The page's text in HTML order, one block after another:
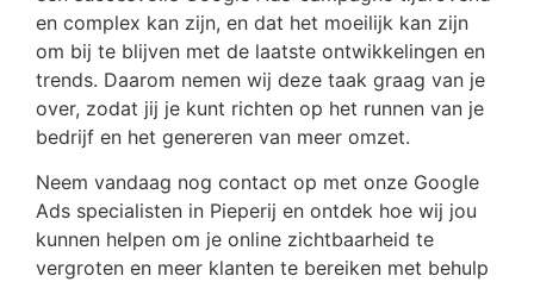
en complex kan zijn, en dat het moeilijk kan zijn
om bij te blijven met de laatste ontwikkelingen en
trends. Daarom nemen wij deze taak graag van je
over, zodat jij je kunt richten op het runnen van je
bedrijf en het genereren van meer omzet.
Neem vandaag nog contact op met onze Google
Ads specialisten in Pieperij en ontdek hoe wij jou
kunnen helpen om je online zichtbaarheid te
vergroten en meer klanten te bereiken met behulp